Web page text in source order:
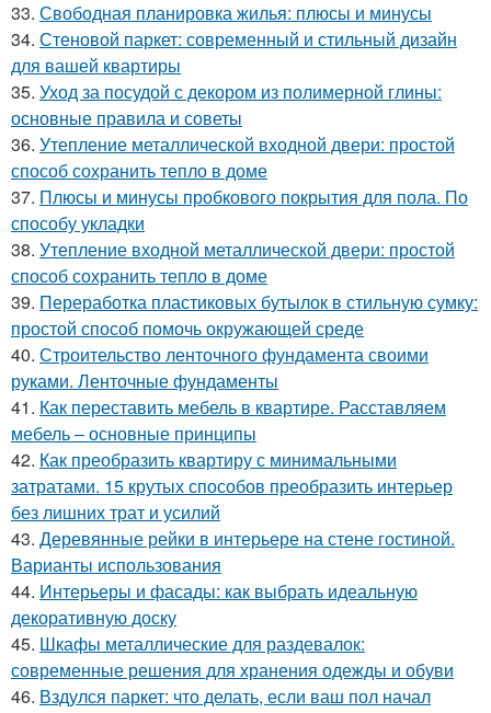
33. Свободная планировка жилья: плюсы и минусы
34. Стеновой паркет: современный и стильный дизайн
для вашей квартиры
35. Уход за посудой с декором из полимерной глины:
основные правила и советы
36. Утепление металлической входной двери: простой
способ сохранить тепло в доме
37. Плюсы и минусы пробкового покрытия для пола. По
способу укладки
38. Утепление входной металлической двери: простой
способ сохранить тепло в доме
39. Переработка пластиковых бутылок в стильную сумку:
простой способ помочь окружающей среде
40. Строительство ленточного фундамента своими
руками. Ленточные фундаменты
41. Как переставить мебель в квартире. Расставляем
мебель – основные принципы
42. Как преобразить квартиру с минимальными
затратами. 15 крутых способов преобразить интерьер
без лишних трат и усилий
43. Деревянные рейки в интерьере на стене гостиной.
Варианты использования
44. Интерьеры и фасады: как выбрать идеальную
декоративную доску
45. Шкафы металлические для раздевалок:
современные решения для хранения одежды и обуви
46. Вздулся паркет: что делать, если ваш пол начал